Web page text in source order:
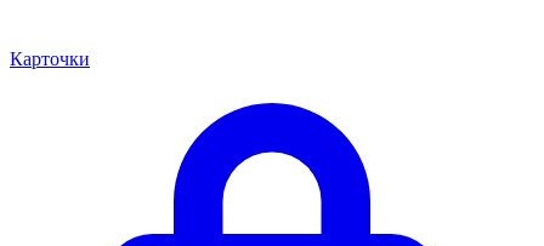
Карточки